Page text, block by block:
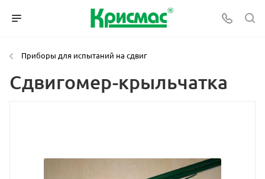
Приборы для испытаний на сдвиг
Сдвигомер-крыльчатка